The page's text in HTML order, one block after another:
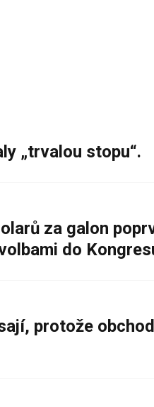
„trvalou stopu“.
za galon
do
protože